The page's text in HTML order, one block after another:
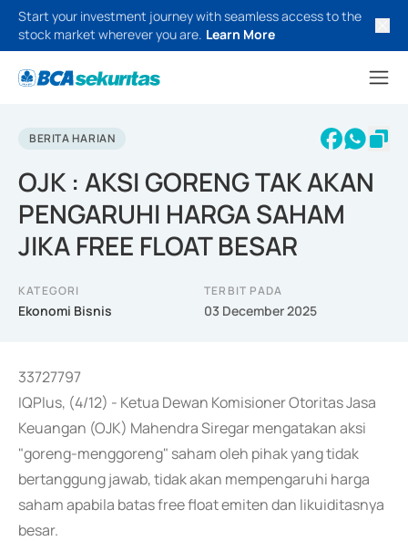
Start your investment journey with seamless access to the
stock market wherever you are. Learn More
BERITA HARIAN
OJK : AKSI GORENG TAK AKAN
PENGARUHI HARGA SAHAM
JIKA FREE FLOAT BESAR
KATEGORI
Ekonomi Bisnis
TERBIT PADA
03 December 2025
33727797
IQPlus, (4/12) - Ketua Dewan Komisioner Otoritas Jasa
Keuangan (OJK) Mahendra Siregar mengatakan aksi
"goreng-menggoreng" saham oleh pihak yang tidak
bertanggung jawab, tidak akan mempengaruhi harga
saham apabila batas free float emiten dan likuiditasnya
besar.